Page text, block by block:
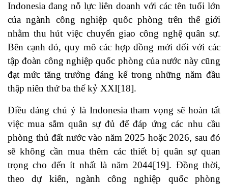
Indonesia đang nỗ lực liên doanh với các tên tuổi lớn
của ngành công nghiệp quốc phòng trên thế giới
nhằm thu hút việc chuyển giao công nghệ quân sự.
Bên cạnh đó, quy mô các hợp đồng mới đối với các
tập đoàn công nghiệp quốc phòng của nước này cũng
đạt mức tăng trưởng đáng kể trong những năm đầu
thập niên thứ ba thế kỷ XXI[18].
Điều đáng chú ý là Indonesia tham vọng sẽ hoàn tất
việc mua sắm quân sự đủ để đáp ứng các nhu cầu
phòng thủ đất nước vào năm 2025 hoặc 2026, sau đó
sẽ không cần mua thêm các thiết bị quân sự quan
trọng cho đến ít nhất là năm 2044[19]. Đồng thời,
theo dự kiến, ngành công nghiệp quốc phòng